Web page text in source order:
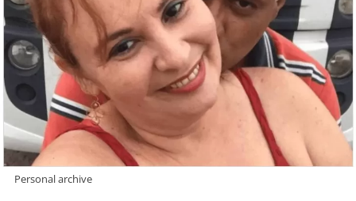
Personal archive